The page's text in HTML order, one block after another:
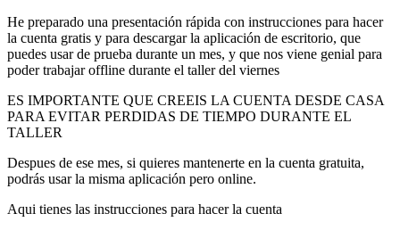
He preparado una presentación rápida con instrucciones para hacer
la cuenta gratis y para descargar la aplicación de escritorio, que
puedes usar de prueba durante un mes, y que nos viene genial para
poder trabajar offline durante el taller del viernes
ES IMPORTANTE QUE CREEIS LA CUENTA DESDE CASA
PARA EVITAR PERDIDAS DE TIEMPO DURANTE EL
TALLER
Despues de ese mes, si quieres mantenerte en la cuenta gratuita,
podrás usar la misma aplicación pero online.
Aqui tienes las instrucciones para hacer la cuenta